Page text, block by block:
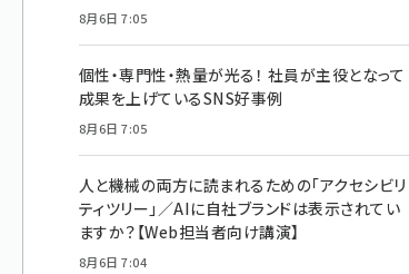
8月6日 7:05
個性・専門性・熱量が光る！ 社員が主役となって
成果を上げているSNS好事例
8月6日 7:05
人と機械の両方に読まれるための「アクセシビリ
ティツリー」／AIに自社ブランドは表示されてい
ますか？【Web担当者向け講演】
8月6日 7:04